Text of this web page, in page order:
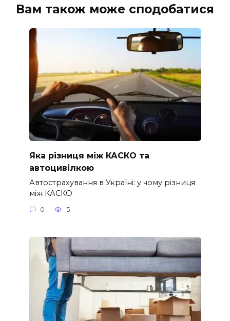
Вам також може сподобатися
Яка різниця між КАСКО та
автоцивілкою
Автострахування в Україні: у чому різниця
між КАСКО
0 5